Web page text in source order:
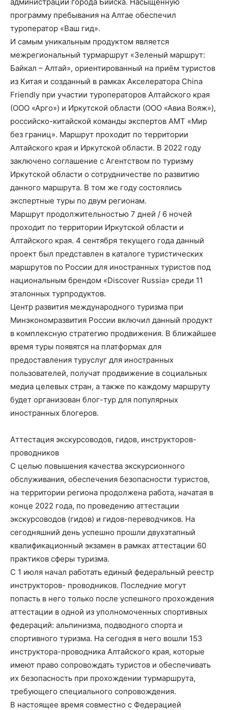
программу пребывания на Алтае обеспечил
туроператор «Ваш гид».
И самым уникальным продуктом является
межрегиональный турмаршрут «Зеленый маршрут:
Байкал – Алтай», ориентированный на приём туристов
из Китая и созданный в рамках Акселератора China
Friendly при участии туроператоров Алтайского края
(ООО «Арго») и Иркутской области (ООО «Авиа Вояж»),
российско-китайской команды экспертов АМТ «Мир
без границ». Маршрут проходит по территории
Алтайского края и Иркутской области. В 2022 году
заключено соглашение с Агентством по туризму
Иркутской области о сотрудничестве по развитию
данного маршрута. В том же году состоялись
экспертные туры по двум регионам.
Маршрут продолжительностью 7 дней / 6 ночей
проходит по территории Иркутской области и
Алтайского края. 4 сентября текущего года данный
проект был представлен в каталоге туристических
маршрутов по России для иностранных туристов под
национальным брендом «Discover Russia» среди 11
эталонных турпродуктов.
Центр развития международного туризма при
Минэкономразвития России включил данный продукт
в комплексную стратегию продвижения. В ближайшее
время туры появятся на платформах для
предоставления туруслуг для иностранных
пользователей, получат продвижение в социальных
медиа целевых стран, а также по каждому маршруту
будет организован блог-тур для популярных
иностранных блогеров.
Аттестация экскурсоводов, гидов, инструкторов-
проводников
С целью повышения качества экскурсионного
обслуживания, обеспечения безопасности туристов,
на территории региона продолжена работа, начатая в
конце 2022 года, по проведению аттестации
экскурсоводов (гидов) и гидов-переводчиков. На
сегодняшний день успешно прошли двухэтапный
квалификационный экзамен в рамках аттестации 60
практиков сферы туризма.
С 1 июля начал работать единый федеральный реестр
инструкторов- проводников. Последние могут
попасть в него только после успешного прохождения
аттестации в одной из уполномоченных спортивных
федераций: альпинизма, подводного спорта и
спортивного туризма. На сегодня в него вошли 153
инструктора-проводника Алтайского края, которые
имеют право сопровождать туристов и обеспечивать
их безопасность при прохождении турмаршрута,
требующего специального сопровождения.
В настоящее время совместно с Федерацией